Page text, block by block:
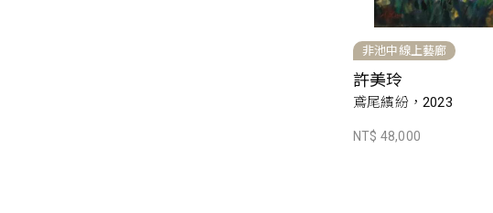
非池中線上藝廊
許美玲
鳶尾繽紛，2023
NT$ 48,000